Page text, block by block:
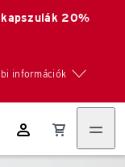
20%
információk